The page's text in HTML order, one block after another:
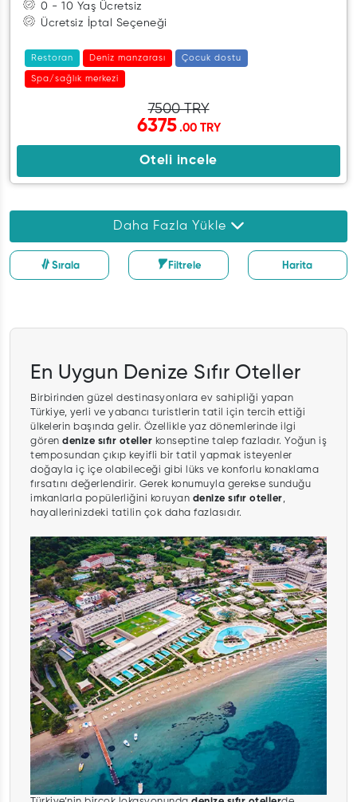
0 - 10 Yaş Ücretsiz
Ücretsiz İptal Seçeneği
Restoran Deniz manzarası Çocuk dostu
Spa/sağlık merkezi
7500 TRY
6375.00 TRY
Oteli incele
Daha Fazla Yükle
Sırala Filtrele Harita
En Uygun Denize Sıfır Oteller
Birbirinden güzel destinasyonlara ev sahipliği yapan
Türkiye, yerli ve yabancı turistlerin tatil için tercih ettiği
ülkelerin başında gelir. Özellikle yaz dönemlerinde ilgi
gören denize sıfır oteller konseptine talep fazladır. Yoğun iş
temposundan çıkıp keyifli bir tatil yapmak isteyenler
doğayla iç içe olabileceği gibi lüks ve konforlu konaklama
fırsatını değerlendirir. Gerek konumuyla gerekse sunduğu
imkanlarla popülerliğini koruyan denize sıfır oteller,
hayallerinizdeki tatilin çok daha fazlasıdır.